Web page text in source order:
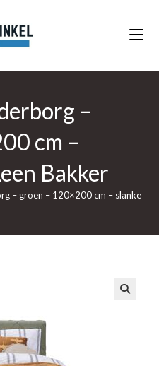
–
cm –
Bakker
– groen – 120×200 cm – slanke